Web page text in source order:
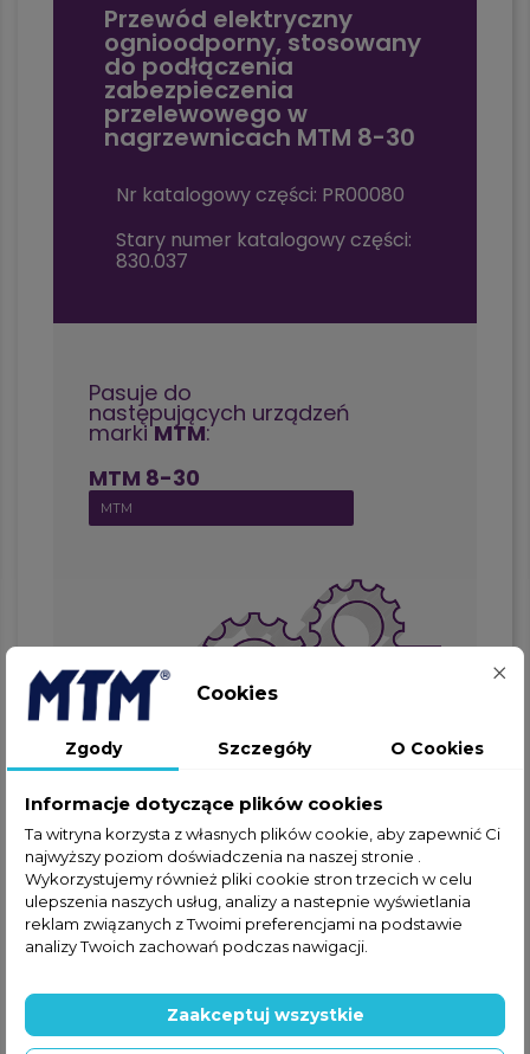
Przewód elektryczny
ognioodporny, stosowany
do podłączenia
zabezpieczenia
przelewowego w
nagrzewnicach MTM 8-30
Nr katalogowy części: PR00080
Stary numer katalogowy części:
830.037
Pasuje do
następujących urządzeń
markiMTM:
MTM 8-30
MTM
Jeżeli nie znalazłeś interesującej
Cię części w ofercie online,
zapraszamy do kontaktu
telefonicznego lub za
kontaktowego.
Cookies
Zgody Szczegóły O Cookies
Informacje dotyczące plików cookies
Ta witryna korzysta z własnych plików cookie, aby zapewnić Ci
najwyższy poziom doświadczenia na naszej stronie .
Wykorzystujemy również pliki cookie stron trzecich w celu
ulepszenia naszych usług, analizy a nastepnie wyświetlania
reklam związanych z Twoimi preferencjami na podstawie
analizy Twoich zachowań podczas nawigacji.
Zaakceptuj wszystkie